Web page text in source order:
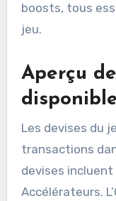
boosts, tous
jeu.
Aperçu
Les devises du
transactions
devises incluent
Accélérateurs.